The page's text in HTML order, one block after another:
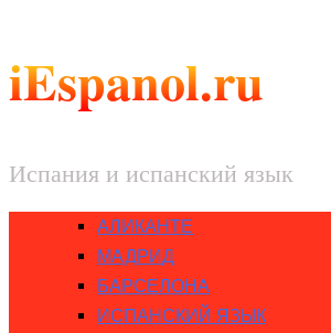
iEspanol.ru
Испания и испанский язык
АЛИКАНТЕ
МАДРИД
БАРСЕЛОНА
ИСПАНСКИЙ ЯЗЫК